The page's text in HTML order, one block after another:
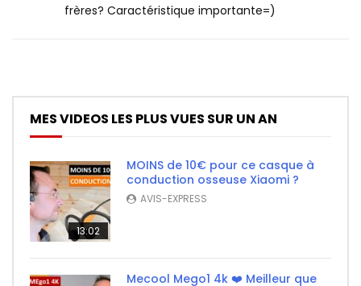
frères? Caractéristique importante=)
MES VIDEOS LES PLUS VUES SUR UN AN
13:02
MOINS de 10€ pour ce casque à
conduction osseuse Xiaomi ?
AVIS-EXPRESS
Mecool Mego1 4k ❤️ Meilleur que